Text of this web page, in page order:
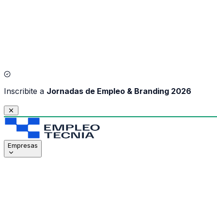
Inscribite a Jornadas de Empleo & Branding 2026
Empresas